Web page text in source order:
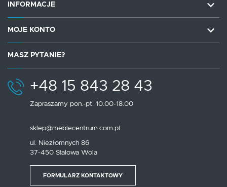
INFORMACJE
MOJE KONTO
MASZ PYTANIE?
+48 15 843 28 43
Zapraszamy pon.-pt. 10.00-18.00
sklep@meblecentrum.com.pl
ul. Niezłomnych 86
37-450 Stalowa Wola
FORMULARZ KONTAKTOWY